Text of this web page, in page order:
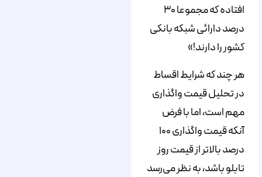
افتاده‌ که مجموعا ۳۰
درصد دارائی‌ شبکه بانکی
کشور را دارند!»
هر چند که شرایط اقساط
در تحلیل قیمت واگذاری
مهم است، اما با فرض
آنکه قیمت واگذاری ۱۰۰
درصد بالاتر از قیمت روز
تابلو باشد، به نظر می‌رسد